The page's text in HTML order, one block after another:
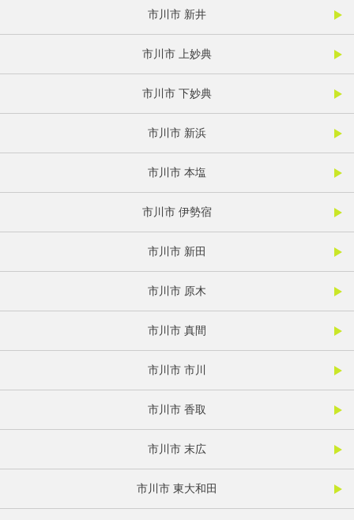
市川市 新井
市川市 上妙典
市川市 下妙典
市川市 新浜
市川市 本塩
市川市 伊勢宿
市川市 新田
市川市 原木
市川市 真間
市川市 市川
市川市 香取
市川市 末広
市川市 東大和田